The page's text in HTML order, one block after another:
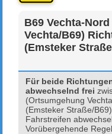
B69 Vechta-
Vechta/B69)
(Emsteker
Für beide
abwechselnd frei
(Ortsumgehung
(Emsteker Straße/
Fahrstreifen
Vorübergehende